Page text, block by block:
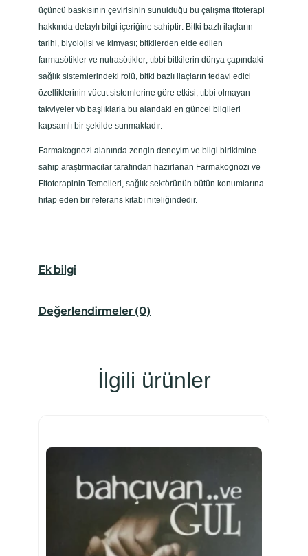
üçüncü baskısının çevirisinin sunulduğu bu çalışma fitoterapi
hakkında detaylı bilgi içeriğine sahiptir: Bitki bazlı ilaçların
tarihi, biyolojisi ve kimyası; bitkilerden elde edilen
farmasötikler ve nutrasötikler; tıbbi bitkilerin dünya çapındaki
sağlık sistemlerindeki rolü, bitki bazlı ilaçların tedavi edici
özelliklerinin vücut sistemlerine göre etkisi, tıbbi olmayan
takviyeler vb başlıklarla bu alandaki en güncel bilgileri
kapsamlı bir şekilde sunmaktadır.
Farmakognozi alanında zengin deneyim ve bilgi birikimine
sahip araştırmacılar tarafından hazırlanan Farmakognozi ve
Fitoterapinin Temelleri, sağlık sektörünün bütün konumlarına
hitap eden bir referans kitabı niteliğindedir.
Ek bilgi
Değerlendirmeler (0)
İlgili ürünler